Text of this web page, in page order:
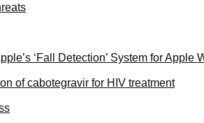
‘Fall Detection’ System for Apple
of cabotegravir for HIV treatment